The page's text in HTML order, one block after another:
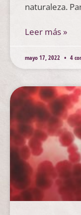
naturaleza.
Leer más »
mayo 17, 2022 4